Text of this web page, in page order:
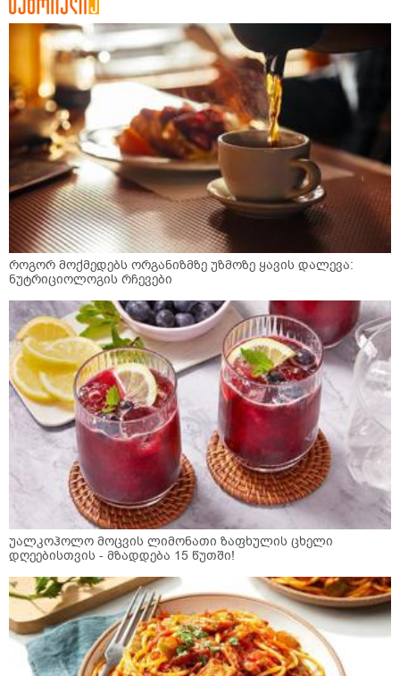
როგორ მოქმედებს ორგანიზმზე უზმოზე ყავის დალევა:
ნუტრიციოლოგის რჩევები
უალკოჰოლო მოცვის ლიმონათი ზაფხულის ცხელი
დღეებისთვის - მზადდება 15 წუთში!